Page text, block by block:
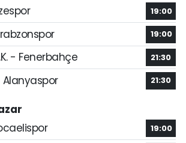
19:00
19:00
- Fenerbahçe 21:30
Alanyaspor 21:30
19:00